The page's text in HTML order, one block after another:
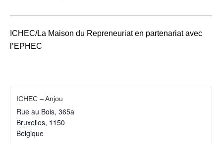
ICHEC/La Maison du Repreneuriat en partenariat avec
l’EPHEC
ICHEC – Anjou
Rue au Bois, 365a
Bruxelles, 1150
Belgique